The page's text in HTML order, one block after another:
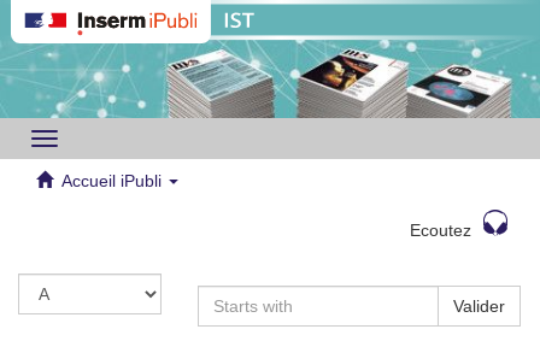
Toggle
navigation
Accueil iPubli
Ecoutez
Valider